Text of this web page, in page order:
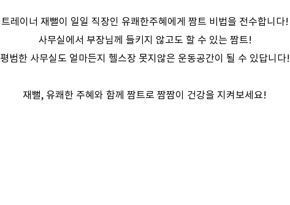
트레이너 재뻘이 일일 직장인 유쾌한주혜에게 짬트 비법을 전수합니다!
사무실에서 부장님께 들키지 않고도 할 수 있는 짬트!
평범한 사무실도 얼마든지 헬스장 못지않은 운동공간이 될 수 있답니다!
재뻘, 유쾌한 주혜와 함께 짬트로 짬짬이 건강을 지켜보세요!